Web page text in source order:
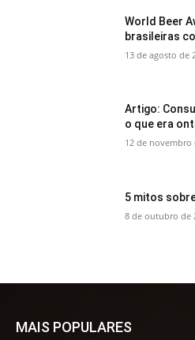
World Beer
brasileiras
13 de agosto de
Artigo:
o que era
12 de novembro
5 mitos
8 de outubro de
MAIS POPULARES